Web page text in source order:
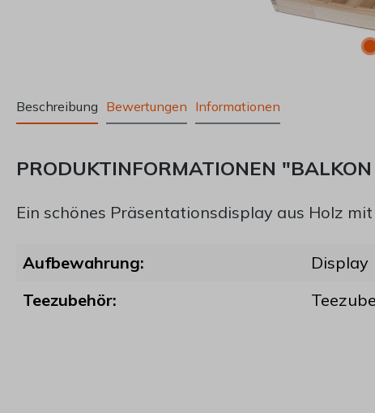
Beschreibung Bewertungen Informationen
PRODUKTINFORMATIONEN
Ein schönes Präsentationsdisplay aus Holz
Aufbewahrung:
Display
Teezubehör: